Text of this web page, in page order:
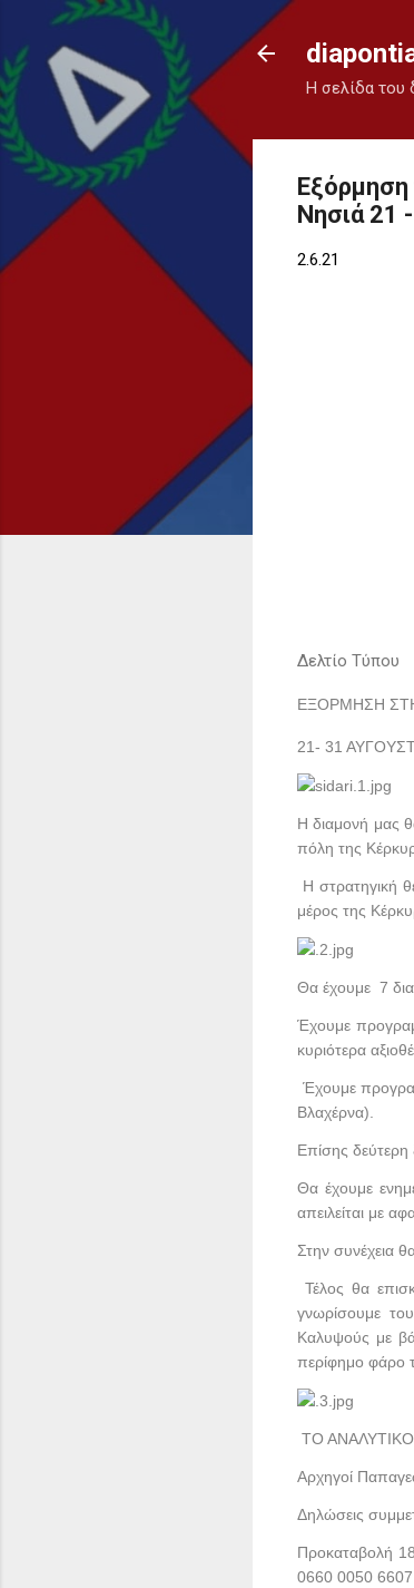
Η σελίδα του
Εξόρμηση
Νησιά 21
2.6.21
Δελτίο Τύπου
ΕΞΟΡΜΗΣΗ
21- 31
Η διαμονή μας
πόλη της
Η στρατηγική
μέρος της
Θα έχουμε 7
Έχουμε
κυριότερα
Έχουμε
Βλαχέρνα).
Επίσης
Θα έχουμε
απειλείται με
Στην συνέχεια
Τέλος θα
γνωρίσουμε
Καλυψούς με
περίφημο φάρο
ΤΟ
Αρχηγοί
Δηλώσεις
Προκαταβολή
0660 0050 6607